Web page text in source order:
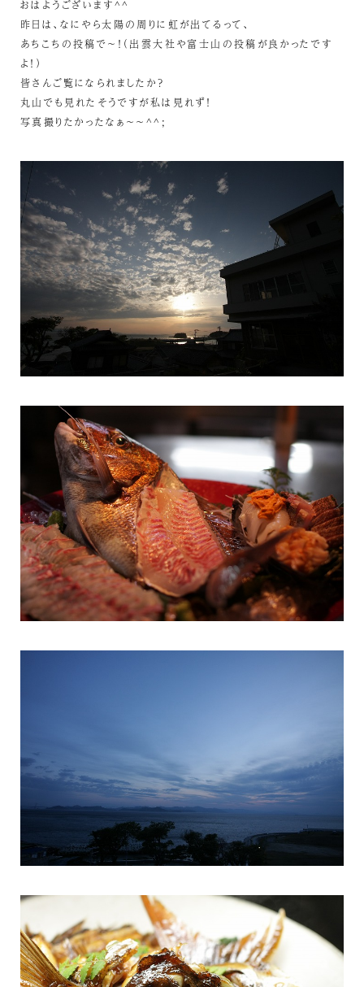
おはようございます^^
昨日は、なにやら太陽の周りに虹が出てるって、
あちこちの投稿で～！（出雲大社や富士山の投稿が良かったです
よ！）
皆さんご覧になられましたか？
丸山でも見れたそうですが私は見れず！
写真撮りたかったなぁ～～^^;